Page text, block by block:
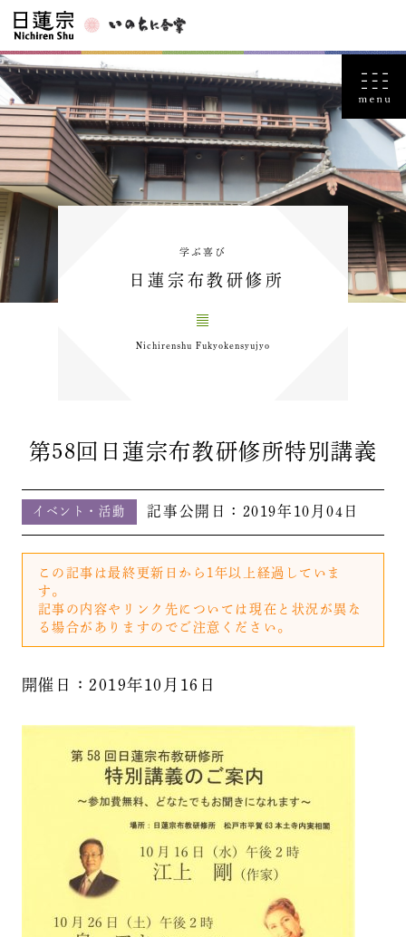
学ぶ喜び
日蓮宗布教研修所
Nichirenshu Fukyokensyujyo
第58回日蓮宗布教研修所特別講義
イベント・活動 記事公開日： 2019年10月04日
この記事は最終更新日から1年以上経過していま
す。
記事の内容やリンク先については現在と状況が異な
る場合がありますのでご注意ください。
開催日：2019年10月16日